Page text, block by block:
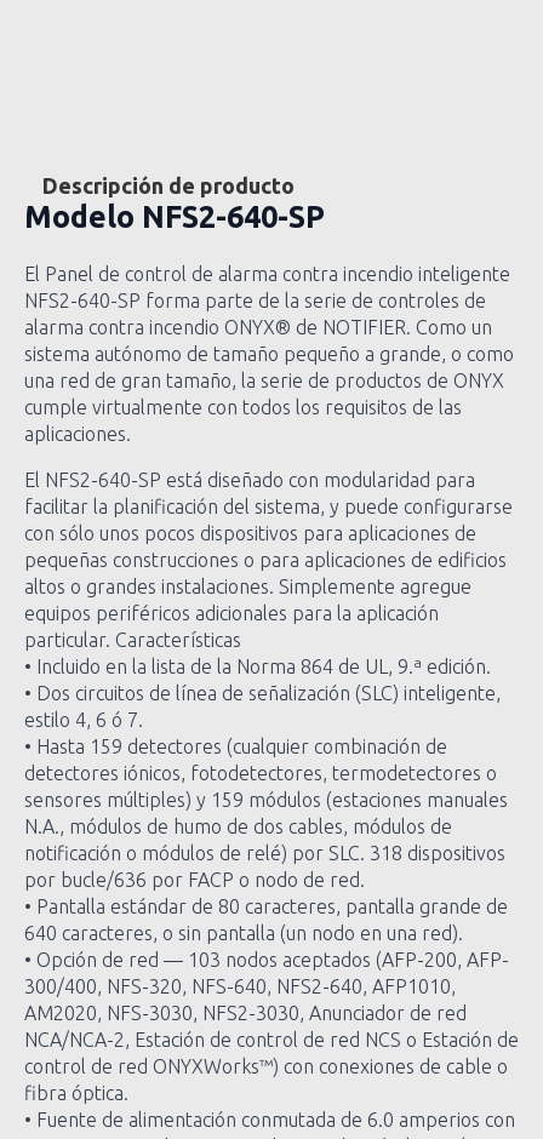
Descripción de producto
Modelo NFS2-640-SP
El Panel de control de alarma contra incendio inteligente
NFS2-640-SP forma parte de la serie de controles de
alarma contra incendio ONYX® de NOTIFIER. Como un
sistema autónomo de tamaño pequeño a grande, o como
una red de gran tamaño, la serie de productos de ONYX
cumple virtualmente con todos los requisitos de las
aplicaciones.
El NFS2-640-SP está diseñado con modularidad para
facilitar la planificación del sistema, y puede configurarse
con sólo unos pocos dispositivos para aplicaciones de
pequeñas construcciones o para aplicaciones de edificios
altos o grandes instalaciones. Simplemente agregue
equipos periféricos adicionales para la aplicación
particular. Características
• Incluido en la lista de la Norma 864 de UL, 9.ª edición.
• Dos circuitos de línea de señalización (SLC) inteligente,
estilo 4, 6 ó 7.
• Hasta 159 detectores (cualquier combinación de
detectores iónicos, fotodetectores, termodetectores o
sensores múltiples) y 159 módulos (estaciones manuales
N.A., módulos de humo de dos cables, módulos de
notificación o módulos de relé) por SLC. 318 dispositivos
por bucle/636 por FACP o nodo de red.
• Pantalla estándar de 80 caracteres, pantalla grande de
640 caracteres, o sin pantalla (un nodo en una red).
• Opción de red — 103 nodos aceptados (AFP-200, AFP-
300/400, NFS-320, NFS-640, NFS2-640, AFP1010,
AM2020, NFS-3030, NFS2-3030, Anunciador de red
NCA/NCA-2, Estación de control de red NCS o Estación de
control de red ONYXWorks™) con conexiones de cable o
fibra óptica.
• Fuente de alimentación conmutada de 6.0 amperios con